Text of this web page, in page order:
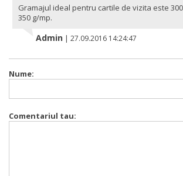
Gramajul ideal pentru cartile de vizita este
350 g/mp.
Admin | 27.09.2016 14:24:47
Nume:
Comentariul tau: